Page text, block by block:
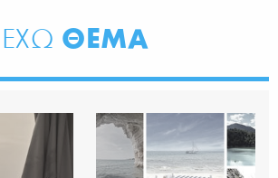
ΕΧΩ ΘΕΜΑ